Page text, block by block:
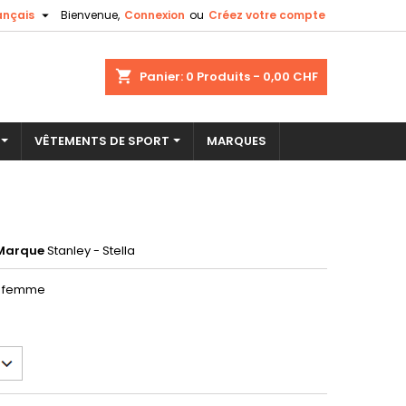
Bienvenue, Connexion ou Créez votre compte

shopping_cart Panier: 0 Produits - 0,00 CHF
VÊTEMENTS DE SPORT MARQUES
Stanley - Stella